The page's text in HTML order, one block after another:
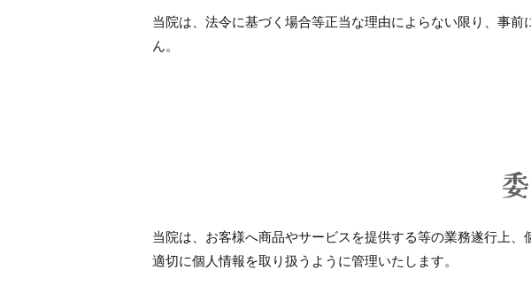
当院は、法令に基づく場合等正当な理由によらない限り、事
ん。
当院は、お客様へ商品やサービスを提供する等の業務遂行上
適切に個人情報を取り扱うように管理いたします。